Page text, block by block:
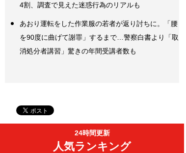
4割、調査で見えた迷惑行為のリアルも
あおり運転をした作業服の若者が返り討ちに。「腰
を90度に曲げて謝罪」するまで…警察白書より「取
消処分者講習」驚きの年間受講者数も
24時間更新
人気ランキング